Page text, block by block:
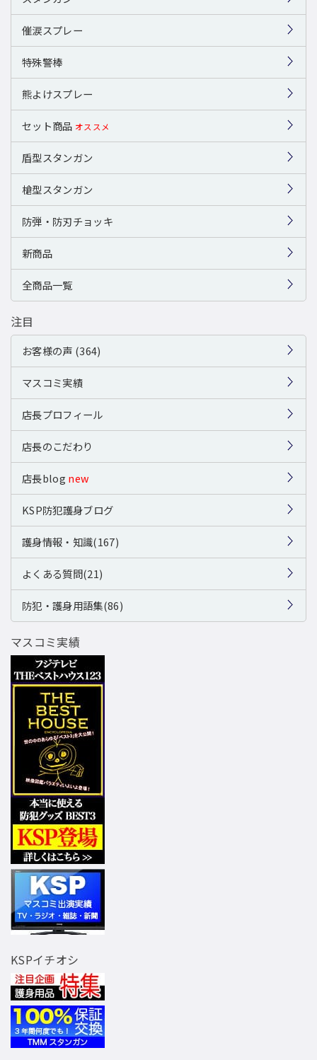
催涙スプレー
特殊警棒
熊よけスプレー
セット商品 オススメ
盾型スタンガン
槍型スタンガン
防弾・防刃チョッキ
新商品
全商品一覧
注目
お客様の声 (364)
マスコミ実績
店長プロフィール
店長のこだわり
店長blog new
KSP防犯護身ブログ
護身情報・知識(167)
よくある質問(21)
防犯・護身用語集(86)
マスコミ実績
KSPイチオシ